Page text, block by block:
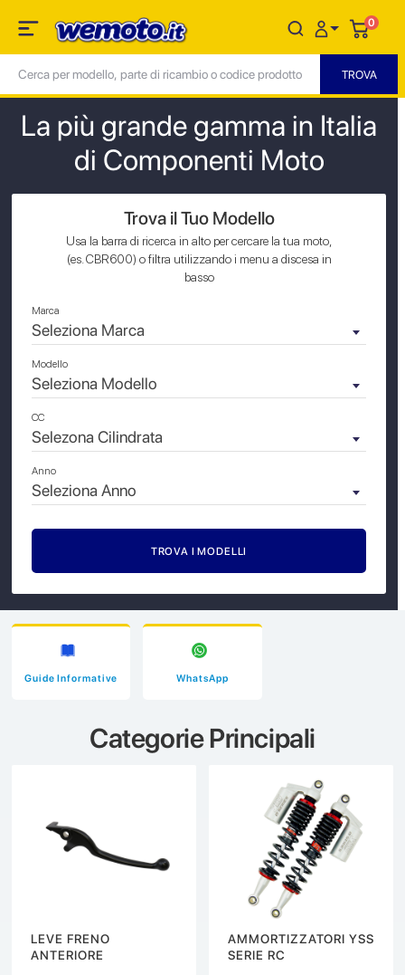
0
La più grande gamma in Italia
di Componenti Moto
Trova il Tuo Modello
Usa la barra di ricerca in alto per cercare la tua moto,
(es. CBR600) o filtra utilizzando i menu a discesa in
basso
Marca
Seleziona Marca
Modello
Seleziona Modello
CC
Selezona Cilindrata
Anno
Seleziona Anno
Guide Informative WhatsApp
Categorie Principali
LEVE FRENO
ANTERIORE
AMMORTIZZATORI YSS
SERIE RC